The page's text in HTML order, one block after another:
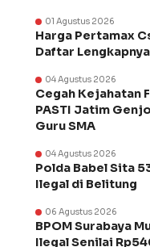
01 Agustus 2026
Harga Pertamax
Daftar
04 Agustus 2026
Cegah Kejahatan
PASTI Jatim
Guru SMA
04 Agustus 2026
Polda Babel Sita
Ilegal di Belitung
06 Agustus 2026
BPOM Surabaya
Ilegal Senilai